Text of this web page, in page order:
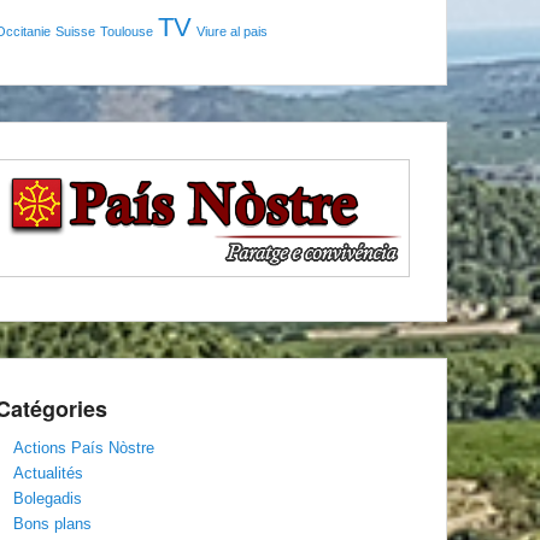
Suisse Toulouse TV Viure al pais
Actions País Nòstre
Actualités
Bolegadis
Bons plans